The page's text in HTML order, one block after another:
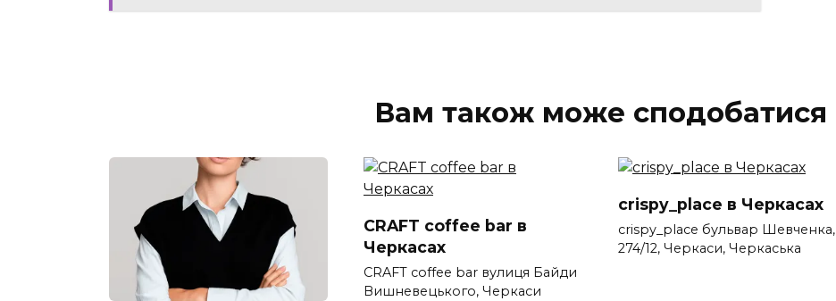
Вам також може сподобатися
CRAFT coffee bar в
Черкасах
CRAFT coffee bar вулиця Байди
Вишневецького, Черкаси
crispy_place в Черкасах
crispy_place бульвар Шевченка,
274/12, Черкаси, Черкаська